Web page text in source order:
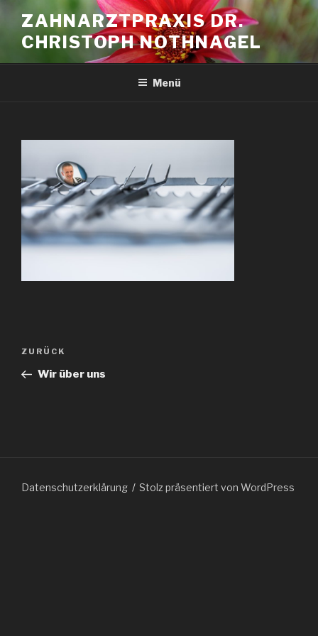
Inhalt
springen
ZAHNARZTPRAXIS DR.
CHRISTOPH NOTHNAGEL
Menü
Beitragsnavigation
Vorheriger
Beitrag
ZURÜCK
Wir über uns
Datenschutzerklärung Stolz präsentiert von WordPress